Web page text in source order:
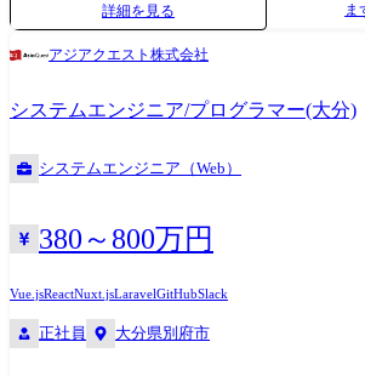
ク選定、システム全体の設計、そして開発チーム
しながらの実装・テスト・デプロイまで、一貫し
イクロサービス化推進や、データ駆動型意思決定
データ基盤の構築など、最先端の技術課題に挑戦
と未来志向のシステム構築を主導していただきます。 【規
50人月～100人月
詳細を見る ま
アジアクエスト株式会社
システムエンジニア/プログラマー(大分)
システムエンジニア（Web）
380～800万円
Vue.jsReactNuxt.jsLaravelGitHubSlack
正社員 大分県別府市